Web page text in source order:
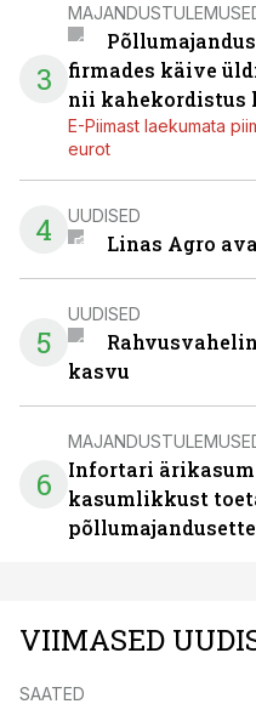
3
firmades käive
nii kahekordistus
E-Piimast laekumata
eurot
4 UUDISED
Linas Agro
5
UUDISED
kasvu
6
Infortari ärikasum
kasumlikkust
VIIMASED
SAATED